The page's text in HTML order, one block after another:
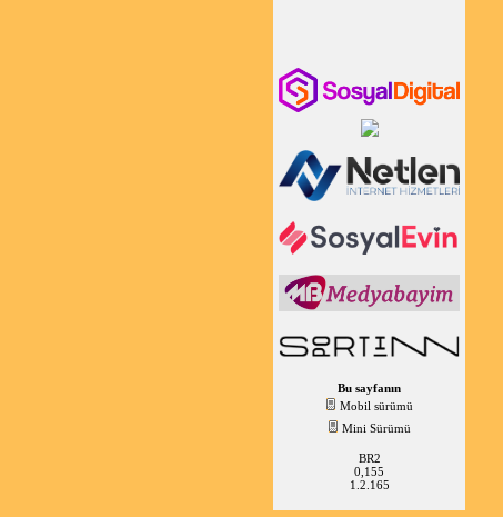
Bu sayfanın
Mobil sürümü
Mini Sürümü
BR2
0,155
1.2.165